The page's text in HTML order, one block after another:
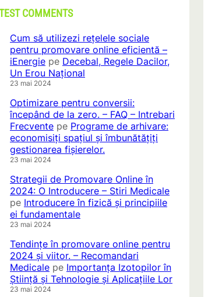
COMMENTS
Cum să utilizezi rețelele sociale
pentru promovare online eficientă –
iEnergie pe Decebal, Regele Dacilor,
Un Erou Național
23 mai 2024
Optimizare pentru conversii:
începând de la zero. – FAQ – Intrebari
Frecvente pe Programe de arhivare:
economisiți spațiul și îmbunătățiți
gestionarea fișierelor.
23 mai 2024
Strategii de Promovare Online în
2024: O Introducere – Stiri Medicale
pe Introducere în fizică și principiile
ei fundamentale
23 mai 2024
Tendințe în promovare online pentru
2024 și viitor. – Recomandari
Medicale pe Importanța Izotopilor în
Știință și Tehnologie și Aplicațiile Lor
23 mai 2024